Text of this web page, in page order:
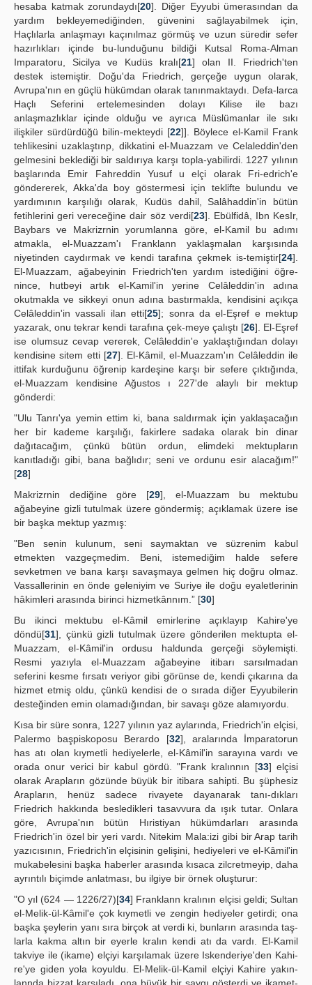
hesaba katmak zorundaydı[20]. Diğer Eyyubi ümerasından da
yardım bekleyemediğinden, güvenini sağlayabilmek için,
Haçlılarla anlaşmayı kaçınılmaz görmüş ve uzun süredir sefer
hazırlıkları içinde bu-lunduğunu bildiği Kutsal Roma-Alman
Imparatoru, Sicilya ve Kudüs kralı[21] olan II. Friedrich'ten
destek istemiştir. Doğu'da Friedrich, gerçeğe uygun olarak,
Avrupa'nın en güçlü hükümdan olarak tanınmaktaydı. Defa-larca
Haçlı Seferini ertelemesinden dolayı Kilise ile bazı
anlaşmazlıklar içinde olduğu ve ayrıca Müslümanlar ile sıkı
ilişkiler sürdürdüğü bilin-mekteydi [22]]. Böylece el-Kamil Frank
tehlikesini uzaklaştınp, dikkatini el-Muazzam ve Celaleddin'den
gelmesini beklediği bir saldırıya karşı topla-yabilirdi. 1227 yılının
başlarında Emir Fahreddin Yusuf u elçi olarak Fri-edrich'e
göndererek, Akka'da boy göstermesi için teklifte bulundu ve
yardımının karşılığı olarak, Kudüs dahil, Salâhaddin'in bütün
fetihlerini geri vereceğine dair söz verdi[23]. Ebülfidâ, Ibn KesIr,
Baybars ve Makrizrnin yorumlanna göre, el-Kamil bu adımı
atmakla, el-Muazzam'ı Franklann yaklaşmalan karşısında
niyetinden caydırmak ve kendi tarafına çekmek is-temiştir[24].
El-Muazzam, ağabeyinin Friedrich'ten yardım istediğini öğre-
nince, hutbeyi artık el-Kamil'in yerine Celâleddin'in adına
okutmakla ve sikkeyi onun adına bastırmakla, kendisini açıkça
Celâleddin'in vassali ilan etti[25]; sonra da el-Eşref e mektup
yazarak, onu tekrar kendi tarafına çek-meye çalıştı [26]. El-Eşref
ise olumsuz cevap vererek, Celâleddin'e yaklaştığından dolayı
kendisine sitem etti [27]. El-Kâmil, el-Muazzam'ın Celâleddin ile
ittifak kurduğunu öğrenip kardeşine karşı bir sefere çıktığında,
el-Muazzam kendisine Ağustos ı 227'de alaylı bir mektup
gönderdi:
"Ulu Tanrı'ya yemin ettim ki, bana saldırmak için yaklaşacağın
her bir kademe karşılığı, fakirlere sadaka olarak bin dinar
dağıtacağım, çünkü bütün ordun, elimdeki mektupların
kanıtladığı gibi, bana bağlıdır; seni ve ordunu esir alacağım!"
[28]
Makrizrnin dediğine göre [29], el-Muazzam bu mektubu
ağabeyine gizli tutulmak üzere göndermiş; açıklamak üzere ise
bir başka mektup yazmış:
"Ben senin kulunum, seni saymaktan ve süzrenim kabul
etmekten vazgeçmedim. Beni, istemediğim halde sefere
sevketmen ve bana karşı savaşmaya gelmen hiç doğru olmaz.
Vassallerinin en önde geleniyim ve Suriye ile doğu eyaletlerinin
hâkimleri arasında birinci hizmetkânnım.” [30]
Bu ikinci mektubu el-Kâmil emirlerine açıklayıp Kahire'ye
döndü[31], çünkü gizli tutulmak üzere gönderilen mektupta el-
Muazzam, el-Kâmil'in ordusu haldunda gerçeği söylemişti.
Resmi yazıyla el-Muazzam ağabeyine itibarı sarsılmadan
seferini kesme fırsatı veriyor gibi görünse de, kendi çıkarına da
hizmet etmiş oldu, çünkü kendisi de o sırada diğer Eyyubilerin
desteğinden emin olamadığından, bir savaşı göze alamıyordu.
Kısa bir süre sonra, 1227 yılının yaz aylarında, Friedrich'in elçisi,
Palermo başpiskoposu Berardo [32], aralarında İmparatorun
has atı olan kıymetli hediyelerle, el-Kâmil'in sarayına vardı ve
orada onur verici bir kabul gördü. "Frank kralınnın [33] elçisi
olarak Arapların gözünde büyük bir itibara sahipti. Bu şüphesiz
Arapların, henüz sadece rivayete dayanarak tanı-dıkları
Friedrich hakkında besledikleri tasavvura da ışık tutar. Onlara
göre, Avrupa'nın bütün Hıristiyan hükümdarları arasında
Friedrich'in özel bir yeri vardı. Nitekim Mala:izi gibi bir Arap tarih
yazıcısının, Friedrich'in elçisinin gelişini, hediyeleri ve el-Kâmil'in
mukabelesini başka haberler arasında kısaca zilcretmeyip, daha
ayrıntılı biçimde anlatması, bu ilgiye bir örnek oluşturur:
"O yıl (624 — 1226/27)[34] Franklann kralının elçisi geldi; Sultan
el-Melik-ül-Kâmil'e çok kıymetli ve zengin hediyeler getirdi; ona
başka şeylerin yanı sıra birçok at verdi ki, bunların arasında taş-
larla kakma altın bir eyerle kralın kendi atı da vardı. El-Kamil
takviye ile (ikame) elçiyi karşılamak üzere Iskenderiye'den Kahi-
re'ye giden yola koyuldu. El-Melik-ül-Kamil elçiyi Kahire yakın-